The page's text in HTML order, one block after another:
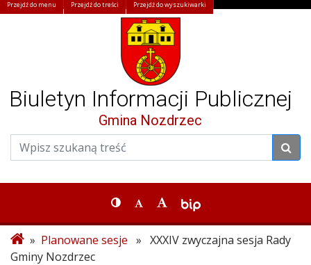
Przejdź do menu Przejdź do treści Przejdź do wyszukiwarki
Biuletyn Informacji Publicznej
Gmina Nozdrzec
» Planowane sesje » XXXIV zwyczajna sesja Rady
Gminy Nozdrzec